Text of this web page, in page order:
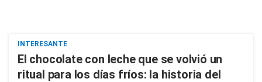
INTERESANTE
El chocolate con leche que se volvió un
ritual para los días fríos: la historia del